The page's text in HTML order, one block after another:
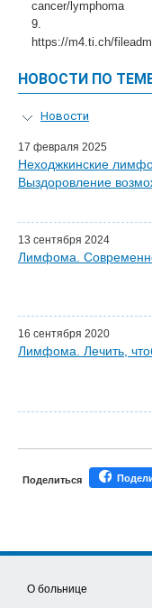
cancer/lymphoma
https://m4.ti.ch/
НОВОСТИ ПО
Новости
Персональный гид
Виртуальный тур
Мастер-классы для
Эфиры LISOD-
17 февраля 2025
Неходжкинские
Выздоровление
13 сентября 2024
Лимфома.
16 сентября 2020
Лимфома. Лечить,
Поделиться
О больнице